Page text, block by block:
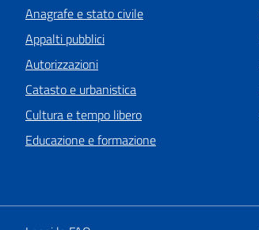
Anagrafe e stato civile
Appalti pubblici
Autorizzazioni
Catasto e urbanistica
Cultura e tempo libero
Educazione e formazione